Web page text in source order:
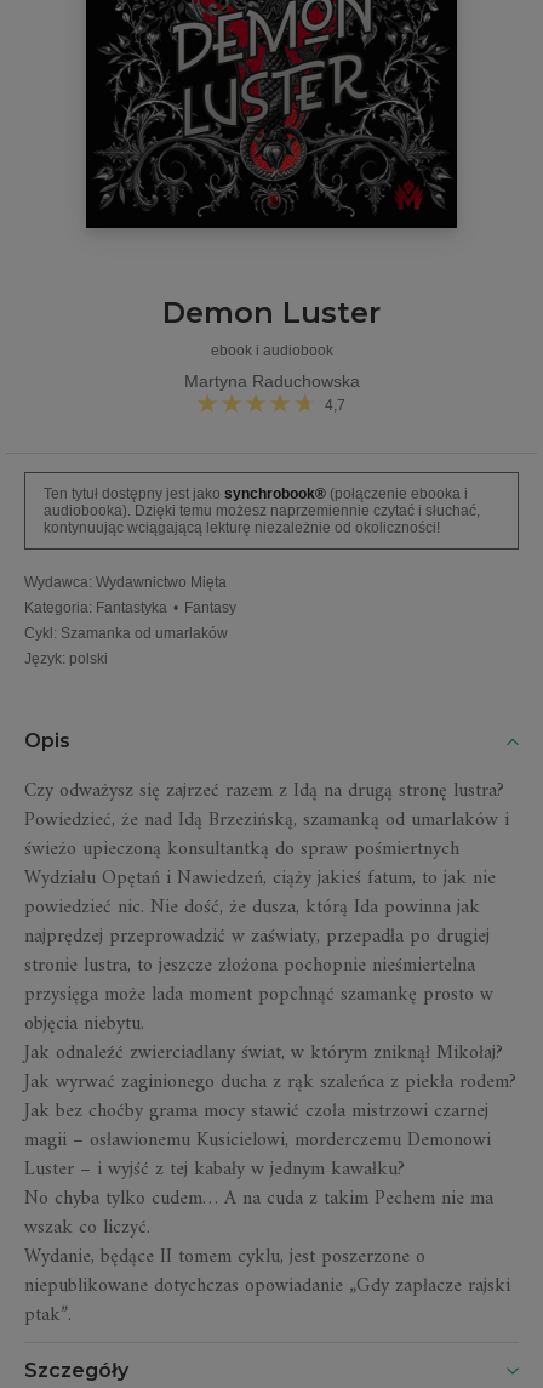
Demon Luster
ebook i audiobook
Martyna Raduchowska
4,7
Ten tytuł dostępny jest jako synchrobook® (połączenie ebooka i
audiobooka). Dzięki temu możesz naprzemiennie czytać i słuchać,
kontynuując wciągającą lekturę niezależnie od okoliczności!
Wydawca: Wydawnictwo Mięta
Kategoria: Fantastyka • Fantasy
Cykl : Szamanka od umarlaków
Język: polski
Opis
Czy odważysz się zajrzeć razem z Idą na drugą stronę lustra?
Powiedzieć, że nad Idą Brzezińską, szamanką od umarlaków i
świeżo upieczoną konsultantką do spraw pośmiertnych
Wydziału Opętań i Nawiedzeń, ciąży jakieś fatum, to jak nie
powiedzieć nic. Nie dość, że dusza, którą Ida powinna jak
najprędzej przeprowadzić w zaświaty, przepadła po drugiej
stronie lustra, to jeszcze złożona pochopnie nieśmiertelna
przysięga może lada moment popchnąć szamankę prosto w
objęcia niebytu.
Jak odnaleźć zwierciadlany świat, w którym zniknął Mikołaj?
Jak wyrwać zaginionego ducha z rąk szaleńca z piekła rodem?
Jak bez choćby grama mocy stawić czoła mistrzowi czarnej
magii – osławionemu Kusicielowi, morderczemu Demonowi
Luster – i wyjść z tej kabały w jednym kawałku?
No chyba tylko cudem… A na cuda z takim Pechem nie ma
wszak co liczyć.
Wydanie, będące II tomem cyklu, jest poszerzone o
niepublikowane dotychczas opowiadanie „Gdy zapłacze rajski
ptak”.
Szczegóły